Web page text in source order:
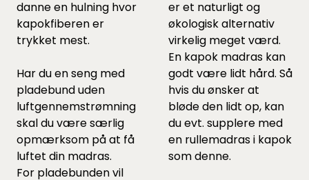
danne en hulning hvor
kapokfiberen er
trykket mest.
Har du en seng med
pladebund uden
luftgennemstrømning
skal du være særlig
opmærksom på at få
luftet din madras.
For pladebunden vil
er et naturligt og
økologisk alternativ
virkelig meget værd.
En kapok madras kan
godt være lidt hård. Så
hvis du ønsker at
bløde den lidt op, kan
du evt. supplere med
en rullemadras i kapok
somdenne.